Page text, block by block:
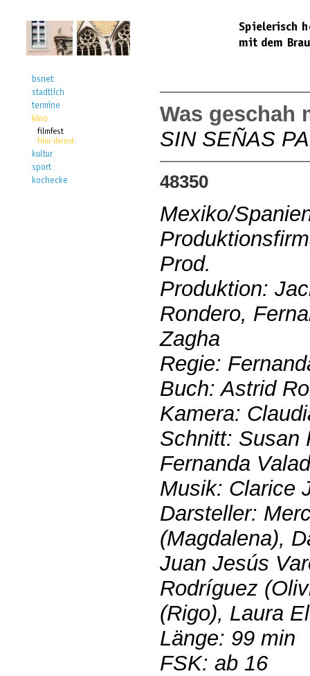
Was geschah
SIN SEÑAS
48350
Mexiko/
Prod.
Produktion:
Rondero,
Zagha
Regie:
Buch: Astrid
Kamera:
Schnitt: Susan
Fernanda
Musik: Clarice
Darsteller:
(Magdalena),
Juan Jesús
Rodríguez
(Rigo), Laura
Länge: 99 min
FSK: ab 16